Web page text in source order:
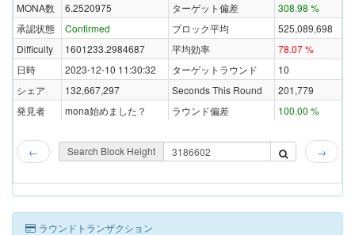
MONA数
6.2520975 ターゲット偏差
308.98 %
承認状態
Confirmed ブロック平均
525,089,698
Difficulty
1601233.2984687 平均効率
78.07 %
日時
2023-12-10 11:30:32 ターゲットラウンド
10
シェア
132,667,297 Seconds This Round
201,779
発見者
mona始めました？ ラウンド偏差 100.00 %
← Search Block Height →
ラウンドトランザクション